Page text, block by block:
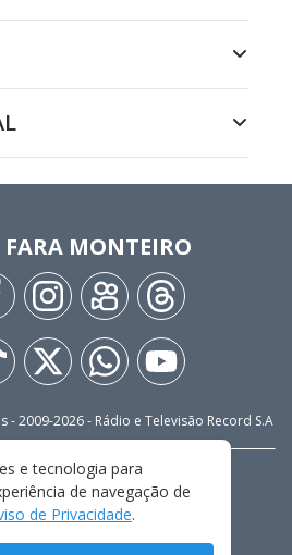
MONTEIRO
- 2009-2026- Rádio e Televisão Record S.A
CONOSCO
PRIVACIDADE
E CONDIÇÕES DE USO
e tecnologia para
de navegação de
de Privacidade.